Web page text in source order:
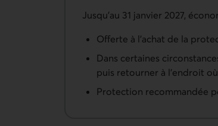
Jusqu’au 31 janvier 2027,
Offerte à l’achat de la
Dans certaines
puis retourner à l’endroit
Protection recommandée